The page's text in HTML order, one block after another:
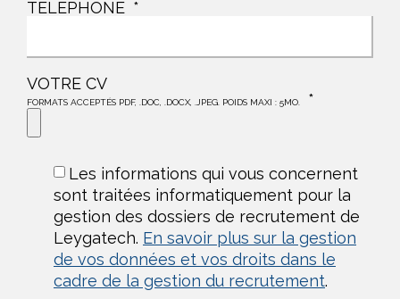
TÉLÉPHONE
VOTRE CV
FORMATS ACCEPTÉS PDF, .DOC, .DOCX, .JPEG. POIDS MAXI : 5MO.
Les informations qui vous concernent
sont traitées informatiquement pour la
gestion des dossiers de recrutement de
Leygatech. En savoir plus sur la gestion
de vos données et vos droits dans le
cadre de la gestion du recrutement.